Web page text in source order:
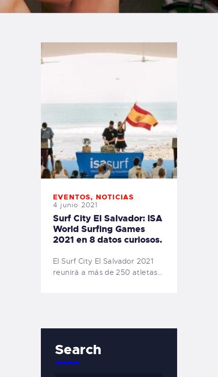
TIENDA FAMILY SURFERS
EVENTOS, NOTICIAS
4 junio 2021
Surf City El Salvador: ISA
World Surfing Games
2021 en 8 datos curiosos.
El Surf City El Salvador 2021
reunirá a más de 250 atletas…
Search